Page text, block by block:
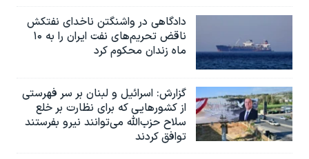
دادگاهی در واشنگتن ناخدای نفتکش
ناقض تحریم‌های نفت ایران را به ۱۰
ماه زندان محکوم کرد
گزارش‌: اسرائيل و لبنان بر سر فهرستی
از کشورهایی که برای نظارت بر خلع
سلاح حزب‌الله می‌توانند نیرو بفرستند
توافق کردند